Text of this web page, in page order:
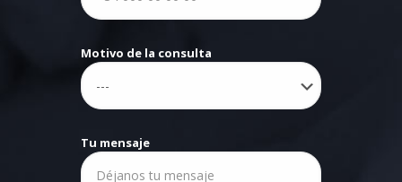
Motivo de la consulta
Tu mensaje